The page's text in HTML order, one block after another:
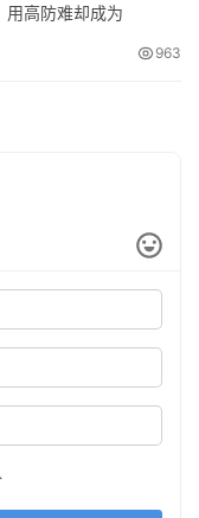
高防难却成为
963